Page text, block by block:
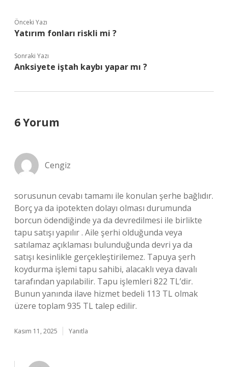
Önceki Yazı
Yatırım fonları riskli mi ?
Sonraki Yazı
Anksiyete iştah kaybı yapar mı ?
6 Yorum
Cengiz
sorusunun cevabı tamamı ile konulan şerhe bağlıdır.
Borç ya da ipotekten dolayı olması durumunda
borcun ödendiğinde ya da devredilmesi ile birlikte
tapu satışı yapılır . Aile şerhi olduğunda veya
satılamaz açıklaması bulunduğunda devri ya da
satışı kesinlikle gerçekleştirilemez. Tapuya şerh
koydurma işlemi tapu sahibi, alacaklı veya davalı
tarafından yapılabilir. Tapu işlemleri 822 TL’dir.
Bunun yanında ilave hizmet bedeli 113 TL olmak
üzere toplam 935 TL talep edilir.
Kasım 11, 2025 Yanıtla